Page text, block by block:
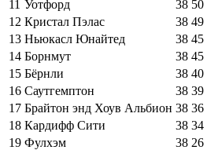
11 Уотфорд 38 50
12 Кристал Пэлас 38 49
13 Ньюкасл Юнайтед 38 45
14 Борнмут 38 45
15 Бёрнли 38 40
16 Саутгемптон 38 39
17 Брайтон энд Хоув Альбион 38 36
18 Кардифф Сити 38 34
19 Фулхэм 38 26